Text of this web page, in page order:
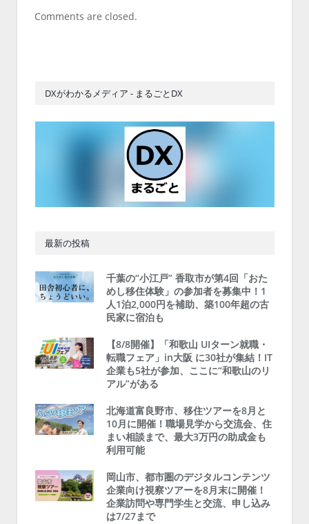
Comments are closed.
DXがわかるメディア - まるごとDX
最新の投稿
千葉の“小江戸” 香取市が第4回「おた
めし移住体験」の参加者を募集中！1
人1泊2,000円を補助、築100年超の古
民家に宿泊も
【8/8開催】「和歌山 UIターン就職・
転職フェア」in大阪 に30社が集結！IT
企業も5社が参加、ここに“和歌山のリ
アル”がある
北海道富良野市、移住ツアーを8月と
10月に開催！職場見学から交流会、住
まい相談まで、最大3万円の助成金も
利用可能
岡山市、都市圏のデジタルコンテンツ
企業向け視察ツアーを8月末に開催！
企業訪問や専門学生と交流、申し込み
は7/27まで